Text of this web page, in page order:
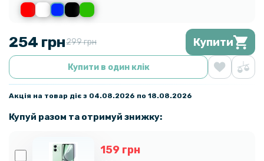
254 грн299 грн Купити
Купити в один клік
Акція на товар діє з 04.08.2026 по 18.08.2026
Купуй разом та отримуй знижку:
159 грн